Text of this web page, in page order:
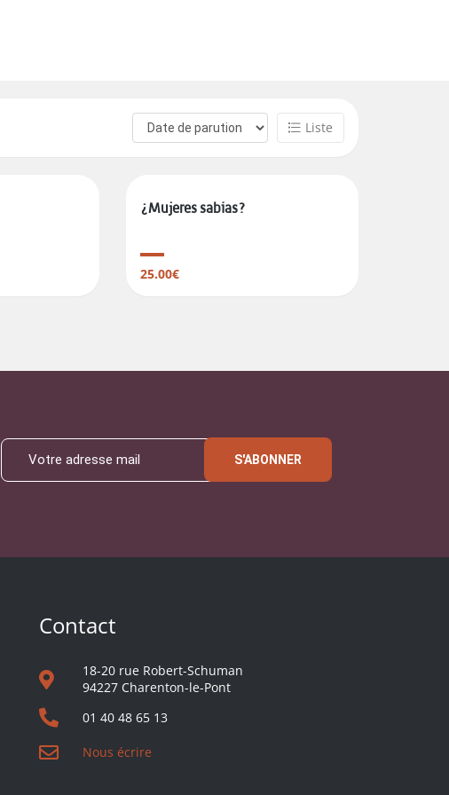
Liste
¿Mujeres sabias?
25.00€
S'ABONNER
Contact
18-20 rue Robert-Schuman
94227 Charenton-le-Pont
01 40 48 65 13
Nous écrire